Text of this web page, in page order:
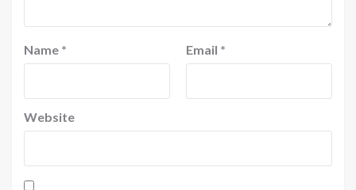
Name * Email *
Website